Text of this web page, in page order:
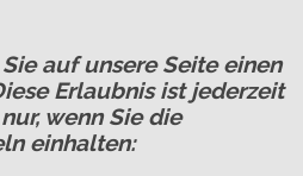
auf unsere Seite einen
Erlaubnis ist jederzeit
wenn Sie die
einhalten: